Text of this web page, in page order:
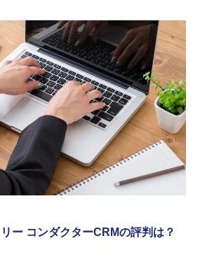
ー コンダクターCRMの評判は？